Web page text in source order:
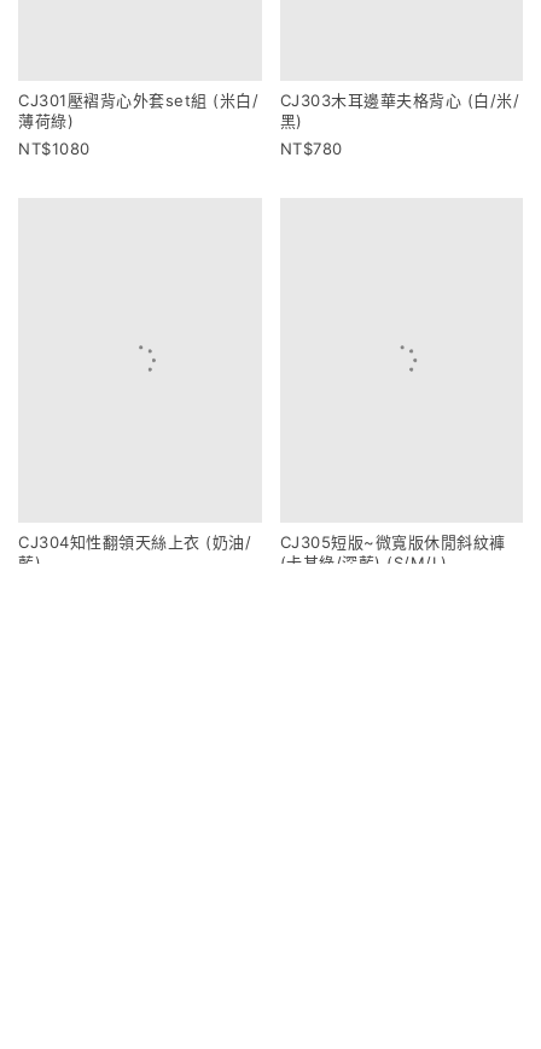
CJ301壓褶背心外套set組 (米白/
薄荷綠)
1080
CJ303木耳邊華夫格背心 (白/米/
黑)
780
CJ304知性翻領天絲上衣 (奶油/
藍)
CJ305短版~微寬版休閒斜紋褲
(卡其綠/深藍) (S/M/L)